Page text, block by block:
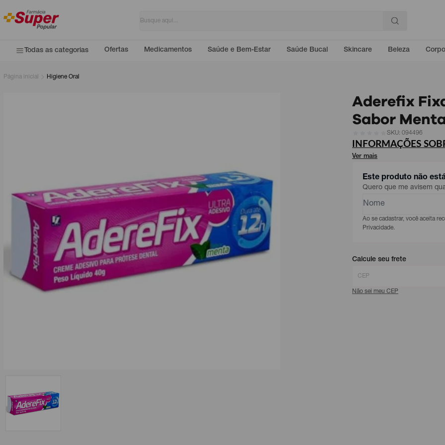
Todas as categorias Ofertas Medicamentos Saúde e Bem-Estar Saúde Bucal Skincare Beleza Corpo
Página inicial Higiene Oral
Aderefix
Sabor
SKU: 094496
INFORMAÇÕES
Ver mais
Este produto não
Quero que me avisem
Ao se cadastrar, você aceita
Privacidade.
Calcule seu frete
Não sei meu CEP